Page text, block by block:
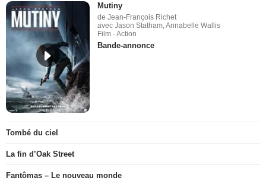
Mutiny
de Jean-François Richet
avec Jason Statham, Annabelle Wallis
Film - Action
Bande-annonce
Tombé du ciel
La fin d’Oak Street
Fantômas – Le nouveau monde